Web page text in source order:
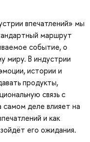
впечатлений» мы
маршрут
событие, о
миру. В индустрии
истории и
продукты,
связь с
деле влияет на
и как
его ожидания.